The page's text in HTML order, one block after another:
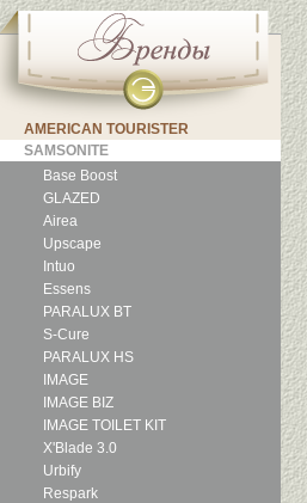
AMERICAN TOURISTER
SAMSONITE
Base Boost
GLAZED
Airea
Upscape
Intuo
Essens
PARALUX BT
S-Cure
PARALUX HS
IMAGE
IMAGE BIZ
IMAGE TOILET KIT
X'Blade 3.0
Urbify
Respark